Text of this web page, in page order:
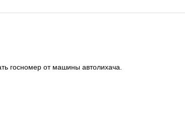
госномер от машины автолихача.